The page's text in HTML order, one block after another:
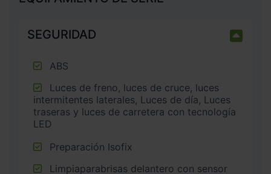
SEGURIDAD
ABS
intermitentes laterales, Luces de día, Luces
traseras y luces de carretera con tecnología
LED
Preparación Isofix